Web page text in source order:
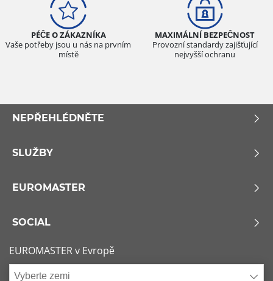
Všechny typy (0)
Osobní vůz (0)
4x4 (0)
Zemědělská technika (0)
Dojezdové (0)
PÉČE O ZÁKAZNÍKA
Vaše potřeby jsou u nás na prvním
místě
MAXIMÁLNÍ BEZPEČNOST
Provozní standardy zajišťující
nejvyšší ochranu
NEPŘEHLÉDNĚTE
SLUŽBY
EUROMASTER
SOCIAL
EUROMASTER v Evropě
Vyberte zemi